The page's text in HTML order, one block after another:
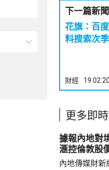
下一篇新聞
花旗：百
料搜索次
財經
更多即
據報內地對
滙控倫敦股
內地傳媒財新